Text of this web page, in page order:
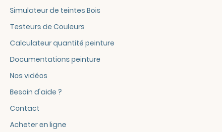
Simulateur de teintes Bois
Testeurs de Couleurs
Calculateur quantité peinture
Documentations peinture
Nos vidéos
Besoin d'aide ?
Contact
Acheter en ligne